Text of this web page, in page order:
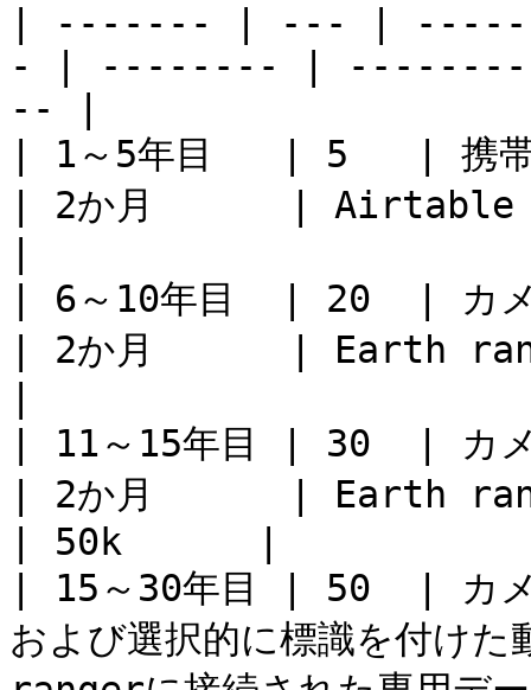
| ------- | --- |
- | -------- |
-- |
| 1～5年目   | 5   | 携帯
| 2か月      |
| 6～10年目  | 20  | カメ
| 2か月      | Earth
| 11～15年目 | 30  | カメ
| 2か月      | Earth
| 50k      |
| 15～30年目 | 50  | カメ
および選択的に標識を付